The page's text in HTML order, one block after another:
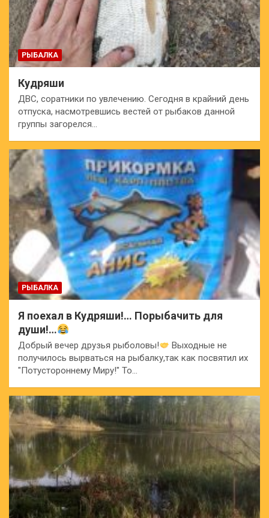
РЫБАЛКА
Кудряши
ДВС, соратники по увлечению. Сегодня в крайний день
отпуска, насмотревшись вестей от рыбаков данной
группы загорелся…
РЫБАЛКА
Я поехал в Кудряши!… Порыбачить для
души!…
Добрый вечер друзья рыболовы!
Выходные не
получилось вырваться на рыбалку,так как посвятил их
"Потустороннему Миру!" То…